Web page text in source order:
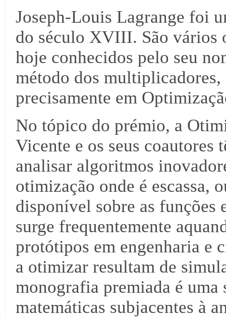
Joseph-Louis Lagrange foi
do século XVIII. São vários
hoje conhecidos pelo seu
método dos
precisamente em
No tópico do prémio, a
Vicente e os seus coautores
analisar algoritmos
otimização onde é escassa,
disponível sobre as funções
surge frequentemente
protótipos em engenharia e
a otimizar resultam de
monografia premiada é uma
matemáticas subjacentes à